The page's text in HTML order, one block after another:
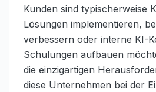
Kunden sind typischerweise
Lösungen implementieren,
verbessern oder interne KI-
Schulungen aufbauen
die einzigartigen
diese Unternehmen bei der